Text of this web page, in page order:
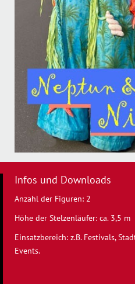
Infos und Downloads
Anzahl der Figuren: 2
Höhe der Stelzenläufer: ca. 3,5 m
Einsatzbereich: z.B. Festivals,
Events.